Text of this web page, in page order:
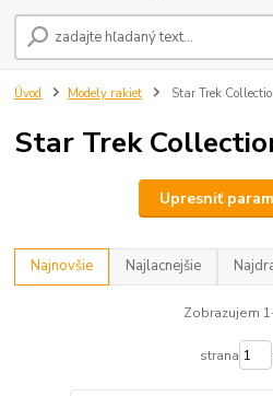
Úvod Modely rakiet Star Trek
Star Trek
Upresniť
Najnovšie Najlacnejšie
Zobrazujem
strana